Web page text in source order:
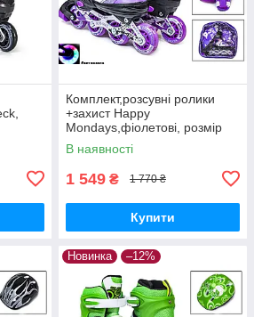
Комплект,розсувні ролики
+захист Happy
Mondays,фіолетові, розмір
29-33, 34-37
В наявності
1 549 ₴ 1 770 ₴
Купити
Новинка –12%